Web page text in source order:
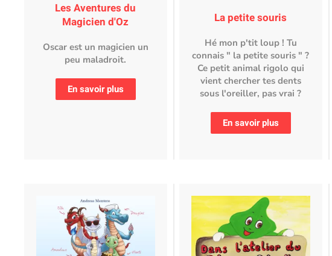
Les Aventures du
Magicien d'Oz
Oscar est un magicien un
peu maladroit.
En savoir plus
La petite souris
Hé mon p'tit loup ! Tu
connais " la petite souris " ?
Ce petit animal rigolo qui
vient chercher tes dents
sous l'oreiller, pas vrai ?
En savoir plus